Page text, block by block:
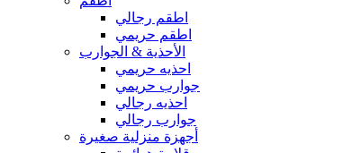
اطقم رجالي
اطقم حريمي
الأحذية & الجوارب
احذيه حريمي
جوارب حريمي
احذيه رجالي
جوارب رجالي
أجهزة منزلية صغيرة